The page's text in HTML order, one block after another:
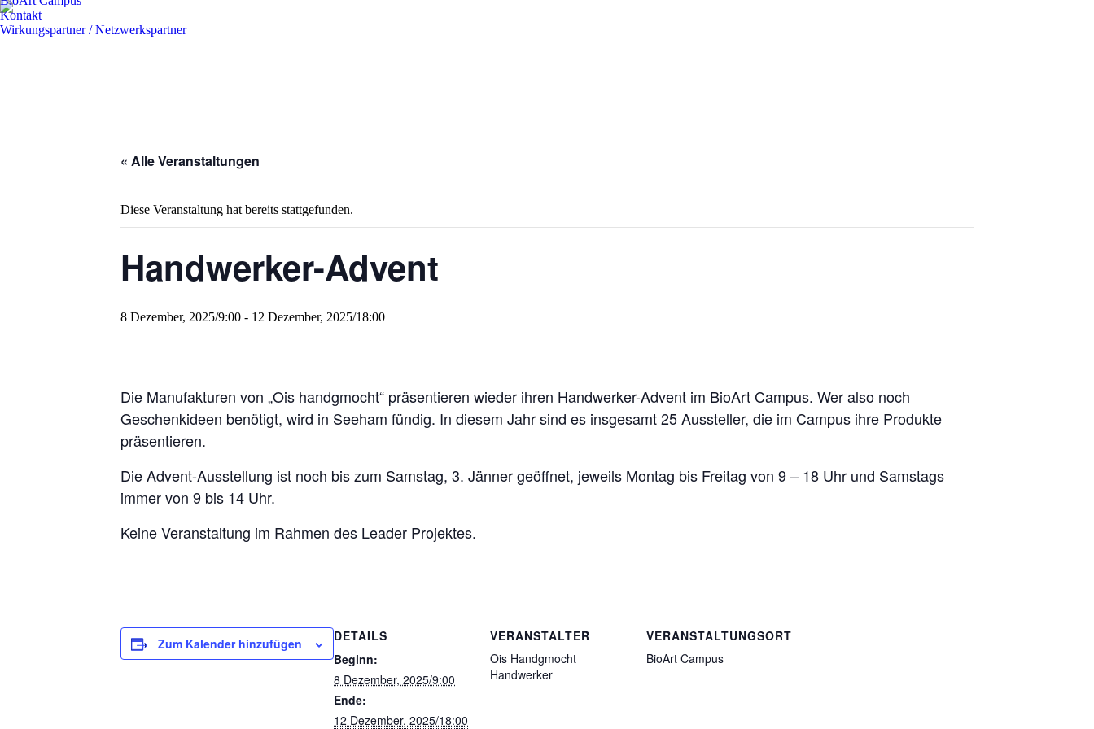
Kontakt
Wirkungspartner / Netzwerkspartner
« Alle Veranstaltungen
Diese Veranstaltung hat bereits stattgefunden.
Handwerker-Advent
8 Dezember, 2025/9:00 - 12 Dezember, 2025/18:00
Die Manufakturen von „Ois handgmocht“ präsentieren wieder ihren Handwerker-Advent im BioArt Campus. Wer also noch
Geschenkideen benötigt, wird in Seeham fündig. In diesem Jahr sind es insgesamt 25 Aussteller, die im Campus ihre Produkte
präsentieren.
Die Advent-Ausstellung ist noch bis zum Samstag, 3. Jänner geöffnet, jeweils Montag bis Freitag von 9 – 18 Uhr und Samstags
immer von 9 bis 14 Uhr.
Keine Veranstaltung im Rahmen des Leader Projektes.
Zum Kalender hinzufügen
DETAILS
Beginn:
8 Dezember, 2025/9:00
Ende:
12 Dezember, 2025/18:00
VERANSTALTER
Ois Handgmocht
Handwerker
VERANSTALTUNGSORT
BioArt Campus